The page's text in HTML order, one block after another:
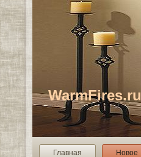
WarmFires.ru
Главная Новое